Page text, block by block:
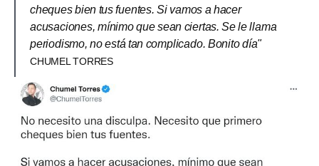
cheques bien tus fuentes. Si vamos a hacer
acusaciones, mínimo que sean ciertas. Se le llama
periodismo, no está tan complicado. Bonito día"
CHUMEL TORRES